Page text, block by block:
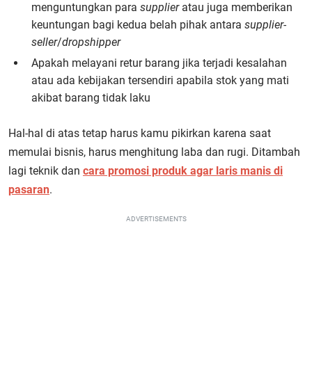
menguntungkan para supplieratau juga memberikan
keuntungan bagi kedua belah pihak antara supplier-
seller/dropshipper
Apakah melayani retur barang jika terjadi kesalahan
atau ada kebijakan tersendiri apabila stok yang mati
akibat barang tidak laku
Hal-hal di atas tetap harus kamu pikirkan karena saat
memulai bisnis, harus menghitung laba dan rugi. Ditambah
lagi teknik dan cara promosi produk agar laris manis di
pasaran.
ADVERTISEMENTS